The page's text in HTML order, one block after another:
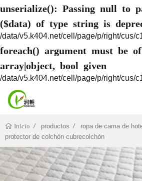
unserialize(): Passing null to
($data) of type string is
/data/v5.k404.net/cell/page/p/right/cus/
foreach() argument must be
array|object, bool given
/data/v5.k404.net/cell/page/p/right/cus/
Inicio productos
ropa de cama de
protector de colchón cubrecolchón